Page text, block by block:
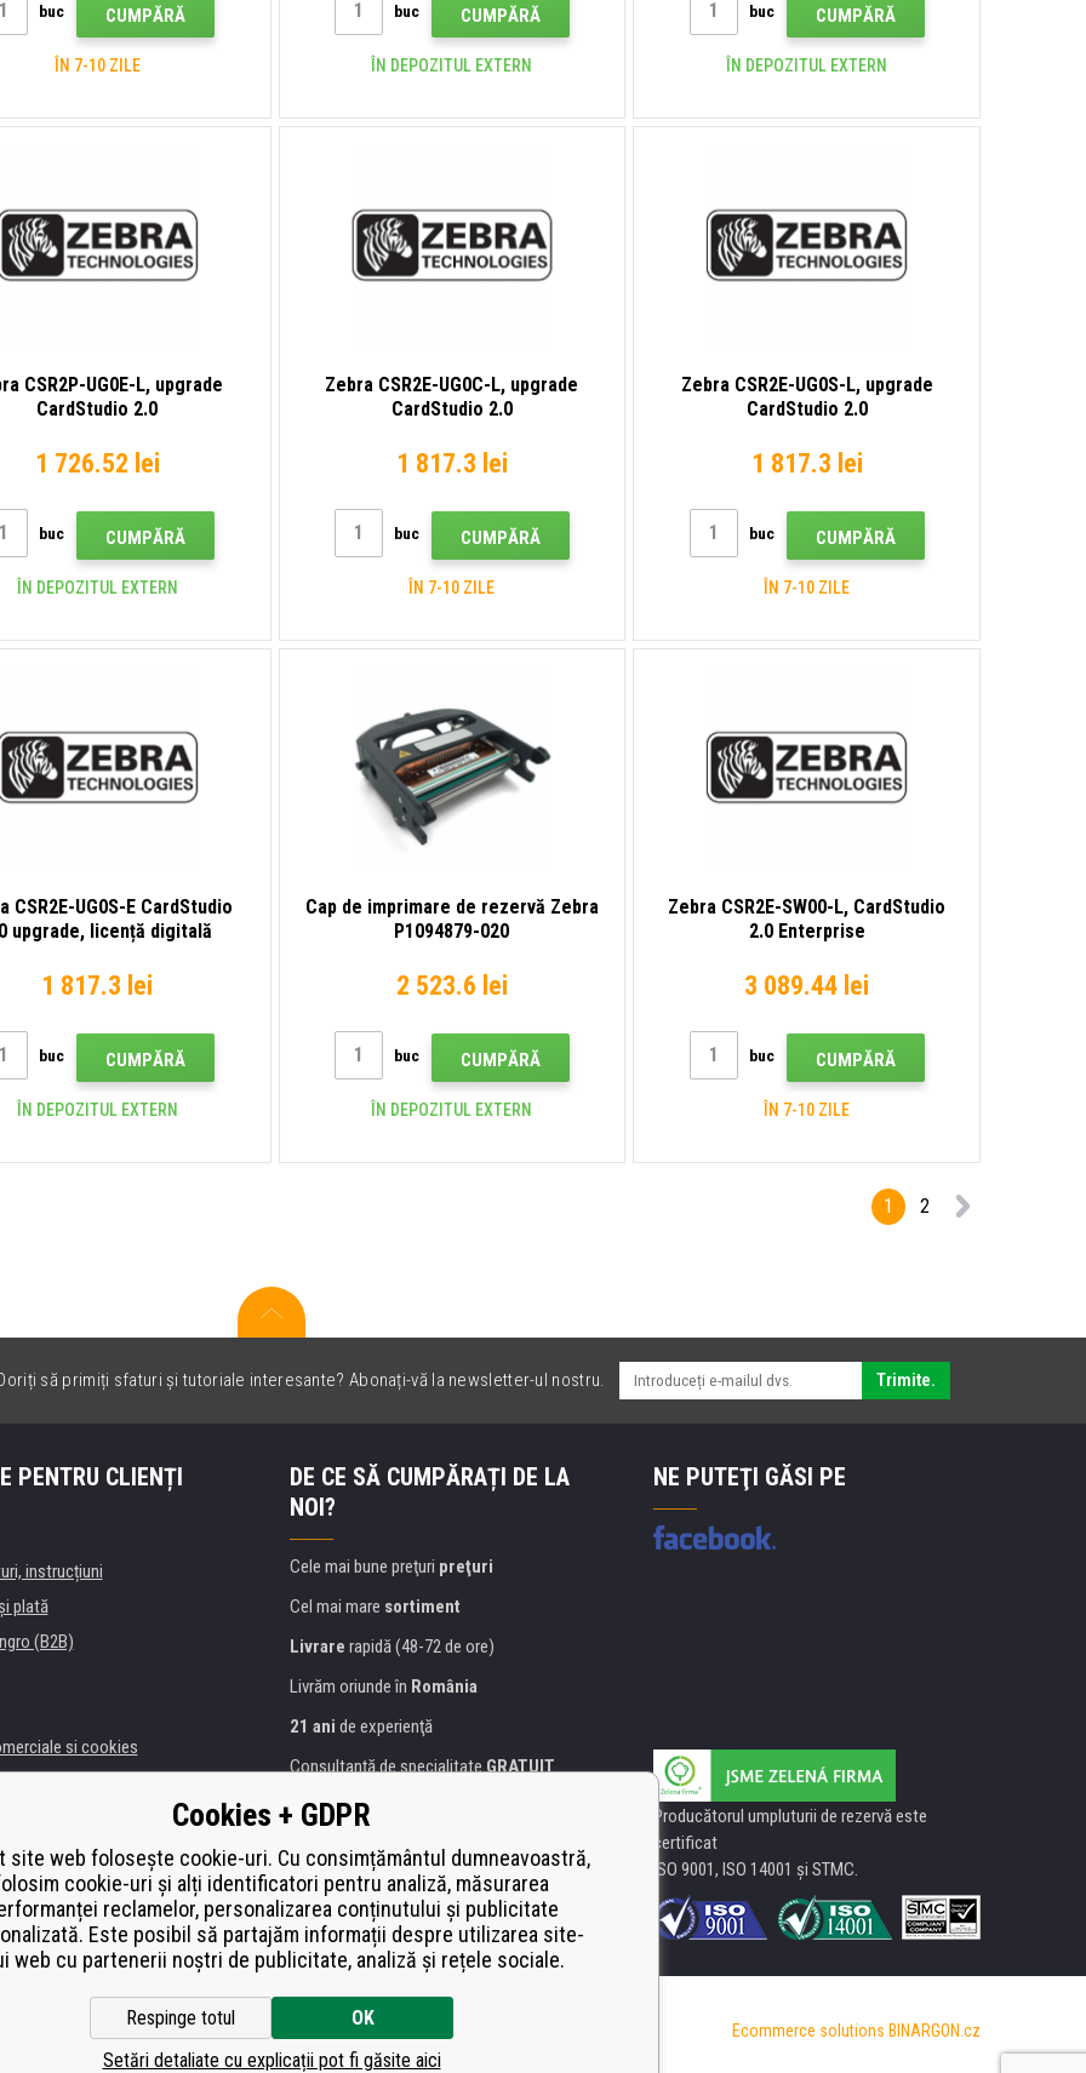
buc CUMPĂRĂ
ÎN 7-10 ZILE
buc CUMPĂRĂ
ÎN DEPOZITUL EXTERN
buc CUMPĂRĂ
ÎN DEPOZITUL EXTERN
CSR2P-UG0E-L, upgrade
CardStudio 2.0
1 726.52 lei
buc CUMPĂRĂ
ÎN DEPOZITUL EXTERN
Zebra CSR2E-UG0C-L, upgrade
CardStudio 2.0
1 817.3 lei
buc CUMPĂRĂ
ÎN 7-10 ZILE
Zebra CSR2E-UG0S-L, upgrade
CardStudio 2.0
1 817.3 lei
buc CUMPĂRĂ
ÎN 7-10 ZILE
CSR2E-UG0S-E CardStudio
upgrade, licență digitală
1 817.3 lei
buc CUMPĂRĂ
ÎN DEPOZITUL EXTERN
Cap de imprimare de rezervă Zebra
P1094879-020
2 523.6 lei
buc CUMPĂRĂ
ÎN DEPOZITUL EXTERN
Zebra CSR2E-SW00-L, CardStudio
2.0 Enterprise
3 089.44 lei
buc CUMPĂRĂ
ÎN 7-10 ZILE
1 2
să primiți sfaturi și tutoriale interesante? Abonați-vă la newsletter-ul nostru. Trimite.
PENTRU CLIENȚI
instrucțiuni
plată
(B2B)
si cookies
imprimante
de înlocuire
od smlouvy
DE CE SĂ CUMPĂRAȚI DE LA
NOI?
Cele mai bune preţuri preţuri
Cel mai mare sortiment
Livrare rapidă (48-72 de ore)
Livrăm oriunde în România
21 ani de experienţă
Consultanţă de specialitateGRATUIT
Abordarea amabilă
certificat
Heureka
Platăsecurizată on-line
NE PUTEŢI GĂSI PE
Producătorul umpluturii de rezervă este
certificat
ISO 9001, ISO 14001 şi STMC.
Ecommerce solutions BINARGON.cz
Cookies + GDPR
site web folosește cookie-uri. Cu consimțământul dumneavoastră,
cookie-uri și alți identificatori pentru analiză, măsurarea
reclamelor, personalizarea conținutului și publicitate
Este posibil să partajăm informații despre utilizarea site-
web cu partenerii noștri de publicitate, analiză și rețele sociale.
Respinge totul
OK
Setări detaliate cu explicații pot fi găsite aici